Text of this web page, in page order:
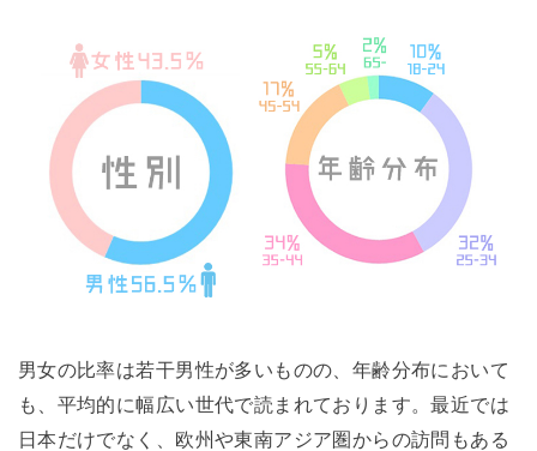
男女の比率は若干男性が多いものの、年齢分布において
も、平均的に幅広い世代で読まれております。最近では
日本だけでなく、欧州や東南アジア圏からの訪問もある